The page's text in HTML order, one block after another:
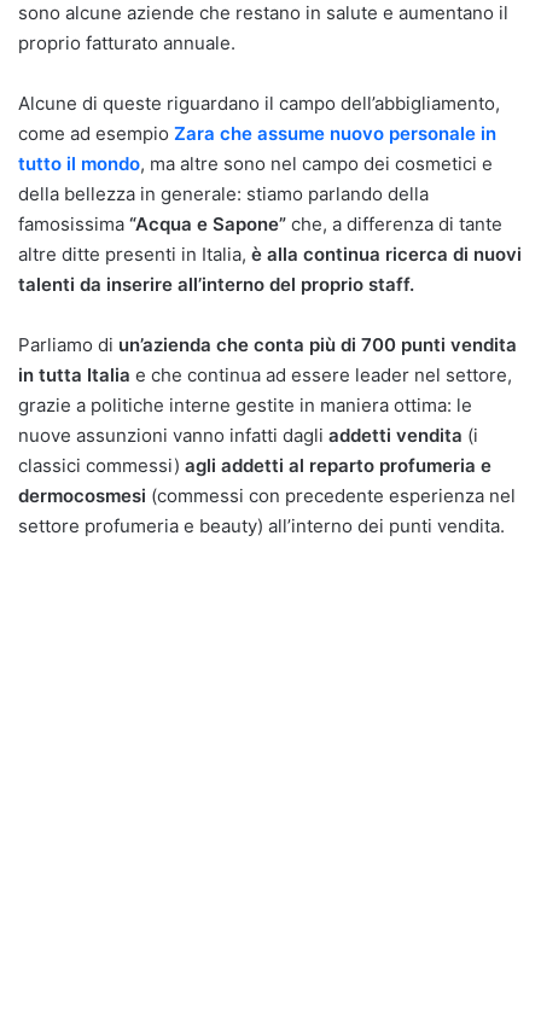
sono alcune aziende che restano in salute e aumentano il
proprio fatturato annuale.
Alcune di queste riguardano il campo dell’abbigliamento,
come ad esempio Zara che assume nuovo personale in
tutto il mondo, ma altre sono nel campo dei cosmetici e
della bellezza in generale: stiamo parlando della
famosissima “Acqua e Sapone” che, a differenza di tante
altre ditte presenti in Italia, è alla continua ricerca di nuovi
talenti da inserire all’interno del proprio staff.
Parliamo di un’azienda che conta più di 700 punti vendita
in tutta Italia e che continua ad essere leader nel settore,
grazie a politiche interne gestite in maniera ottima: le
nuove assunzioni vanno infatti dagli addetti vendita (i
classici commessi) agli addetti al reparto profumeria e
dermocosmesi (commessi con precedente esperienza nel
settore profumeria e beauty) all’interno dei punti vendita.